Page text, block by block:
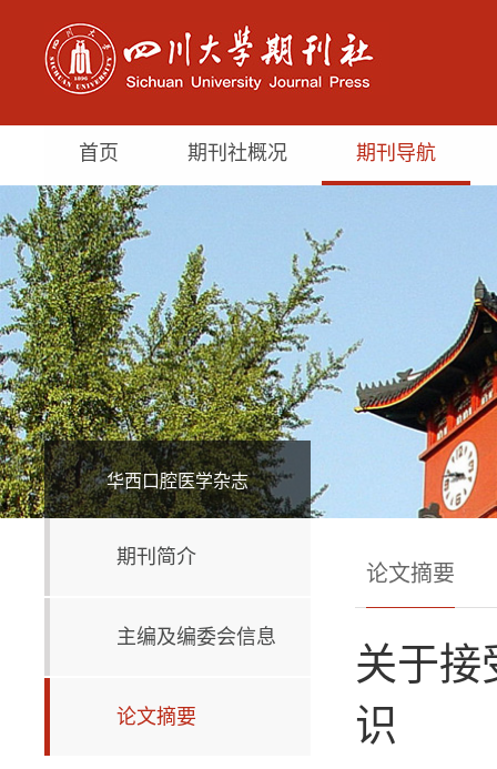
首页 期刊社概况 期刊导航
华西口腔医学杂志
期刊简介
主编及编委会信息
论文摘要
论文摘要
关于接
识